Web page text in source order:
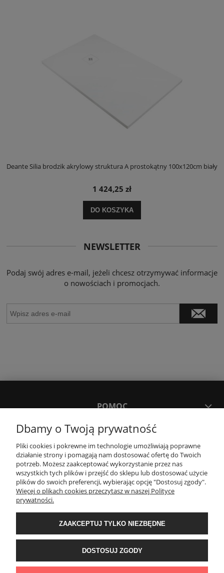
Deante Silia brodzik akrylowy struktura A prostokątny 100x120cm biały
1 424,25 zł
DO KOSZYKA
NEWSLETTER
Podaj swój adres e-mail, jeżeli chcesz otrzymywać informacje
o nowościach i promocjach.
POMOC
MOJE KONTO
PŁATNOŚCI I DOSTAWA
Wyposażenie łazienek Łazienki.eco | Pawła 23, 41-708 Ruda Śląska | E-mail:
sklep@lazienki.eco | Tel.: 600 012 164 lub 600 012 159 | TGS Przemysław
Stoń | NIP: 6312213594 | REGON: 276403698
Dbamy o Twoją prywatność
Pliki cookies i pokrewne im technologie umożliwiają poprawne
działanie strony i pomagają nam dostosować ofertę do Twoich
potrzeb. Możesz zaakceptować wykorzystanie przez nas
wszystkich tych plików i przejść do sklepu lub dostosować użycie
plików do swoich preferencji, wybierając opcję "Dostosuj zgody".
Więcej o plikach cookies przeczytasz w naszej Polityce
prywatności.
ZAAKCEPTUJ TYLKO NIEZBĘDNE
DOSTOSUJ ZGODY